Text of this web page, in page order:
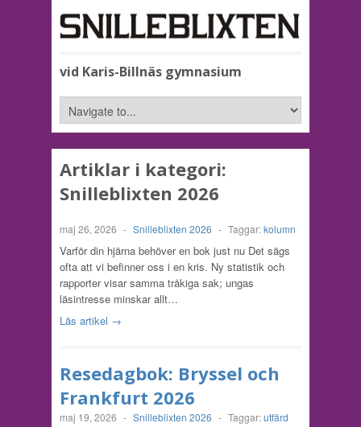
vid Karis-Billnäs gymnasium
Artiklar i kategori:
Snilleblixten 2026
maj 26, 2026 - Snilleblixten 2026 - Taggar:kolumn
Varför din hjärna behöver en bok just nu Det sägs
ofta att vi befinner oss i en kris. Ny statistik och
rapporter visar samma tråkiga sak; ungas
läsintresse minskar allt…
Läs artikel →
Resedagbok: Bryssel och
Frankfurt 2026
maj 19, 2026 - Snilleblixten 2026 - Taggar:utfärd